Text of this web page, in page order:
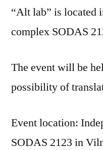
“Alt lab” is located
complex SODAS
The event will be
possibility of
Event location:
SODAS 2123 in